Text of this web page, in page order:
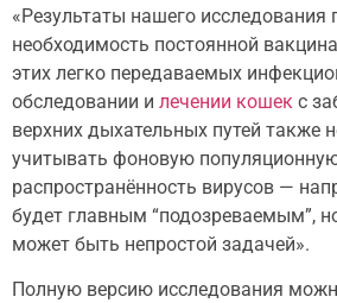
«Результаты нашего
необходимость постоянной
этих легко передаваемых
обследовании и лечении кошек с
верхних дыхательных путей также
учитывать фоновую
распространённость вирусов —
будет главным “подозреваемым”,
может быть непростой задачей».
Полную версию исследования